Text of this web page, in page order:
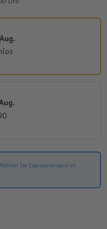
Sie Expressversand im